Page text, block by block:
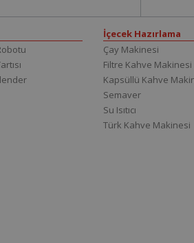
İçecek Hazırlama
Çay Makinesi
Filtre Kahve Makinesi
Kapsüllü Kahve
Semaver
Su Isıtıcı
Türk Kahve Makinesi